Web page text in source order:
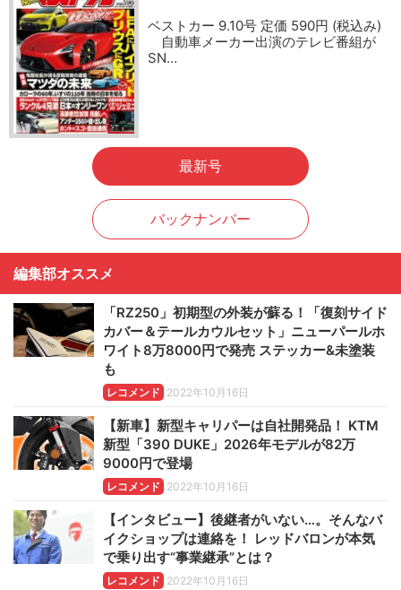
ベストカー 9.10号 定価 590円 (税込み)
自動車メーカー出演のテレビ番組が
SN…
最新号
バックナンバー
編集部オススメ
「RZ250」初期型の外装が蘇る！「復刻サイド
カバー＆テールカウルセット」ニューパールホ
ワイト8万8000円で発売 ステッカー&未塗装
も
レコメンド 2022年10月16日
【新車】新型キャリパーは自社開発品！ KTM
新型「390 DUKE」2026年モデルが82万
9000円で登場
レコメンド 2022年10月16日
【インタビュー】後継者がいない…。そんなバ
イクショップは連絡を！ レッドバロンが本気
で乗り出す“事業継承”とは？
レコメンド 2022年10月16日